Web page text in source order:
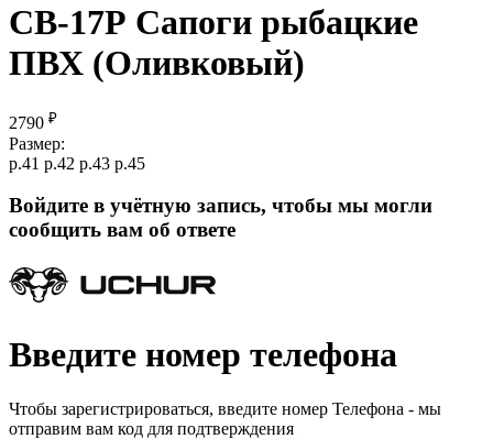
СВ-17Р Сапоги рыбацкие
ПВХ (Оливковый)
2790 ₽
Размер:
р.41 р.42 р.43 р.45
Войдите в учётную запись, чтобы мы могли
сообщить вам об ответе
Введите номер телефона
Чтобы зарегистрироваться, введите номер Телефона - мы
отправим вам код для подтверждения